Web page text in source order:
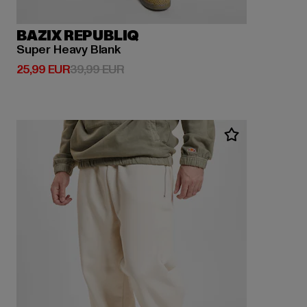
BAZIX REPUBLIQ
Super Heavy Blank
25,99 EUR
Derzeitiger Preis: 25,99 EUR
39,99 EURAktionspreis: 39,99 EUR